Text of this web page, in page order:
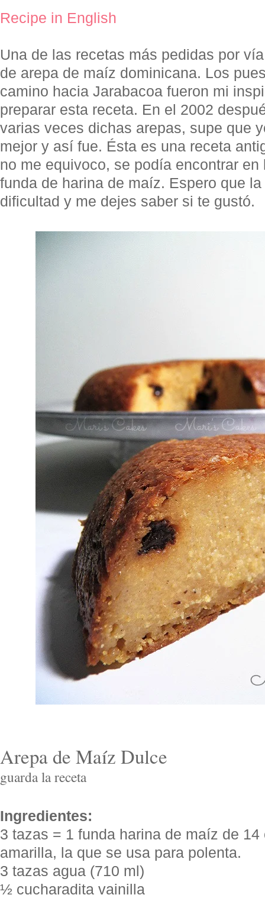
Recipe in English
Una de las recetas más pedidas por
de arepa de maíz dominicana. Los
camino hacia Jarabacoa fueron mi
preparar esta receta. En el 2002
varias veces dichas arepas, supe que
mejor y así fue. Ésta es una receta
no me equivoco, se podía encontrar
funda de harina de maíz. Espero que
dificultad y me dejes saber si te gustó.
Arepa de Maíz Dulce
guarda la receta
Ingredientes:
3 tazas = 1 funda harina de maíz de
amarilla, la que se usa para polenta.
3 tazas agua (710 ml)
½ cucharadita vainilla